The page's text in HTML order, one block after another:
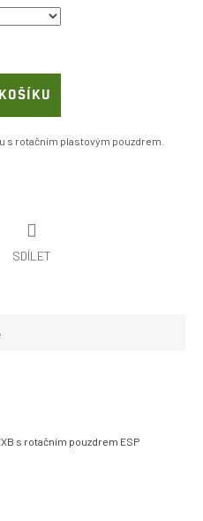
s rotačním plastovým pouzdrem.
SDÍLET
s rotačním pouzdrem ESP